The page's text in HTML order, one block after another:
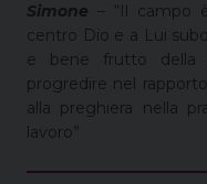
Simone – “Il campo
centro Dio e a Lui
e bene frutto della
progredire nel
alla preghiera nella
lavoro”